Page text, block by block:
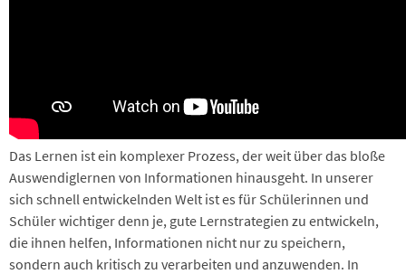
Das Lernen ist ein komplexer Prozess, der weit über das bloße
Auswendiglernen von Informationen hinausgeht. In unserer
sich schnell entwickelnden Welt ist es für Schülerinnen und
Schüler wichtiger denn je, gute Lernstrategien zu entwickeln,
die ihnen helfen, Informationen nicht nur zu speichern,
sondern auch kritisch zu verarbeiten und anzuwenden. In